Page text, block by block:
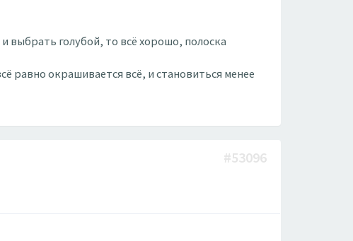
выбрать голубой, то всё хорошо, полоска
равно окрашивается всё, и становиться менее
#53096